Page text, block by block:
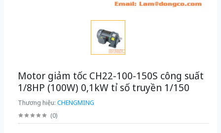
Motor giảm tốc CH22-100-150S công suất
1/8HP (100W) 0,1kW tỉ số truyền 1/150
Thương hiệu: CHENGMING
(0)